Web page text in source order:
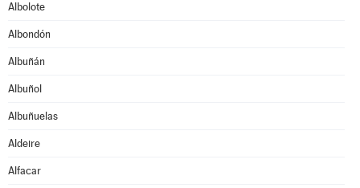
Albolote
Albondón
Albuñán
Albuñol
Albuñuelas
Aldeire
Alfacar